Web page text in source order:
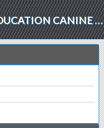
ASSOCIATION EDUCATION CANINE - AGILITY - PROTECTION ANIMALE